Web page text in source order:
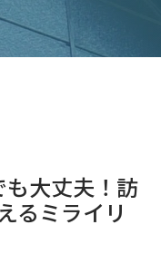
大丈夫！訪
るミライリ